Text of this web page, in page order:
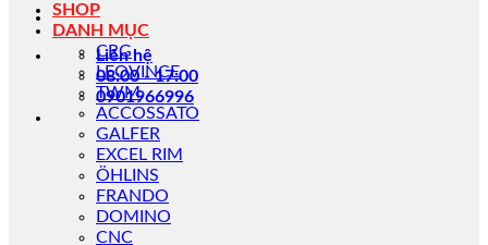
Liên hệ
08:00 - 17:00
0901966996
SHOP
DANH MỤC
CRG
LEOVINCE
TWM
ACCOSSATO
GALFER
EXCEL RIM
ÖHLINS
FRANDO
DOMINO
CNC